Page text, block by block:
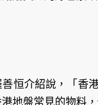
恒介紹說，「香
地盤常見的物料